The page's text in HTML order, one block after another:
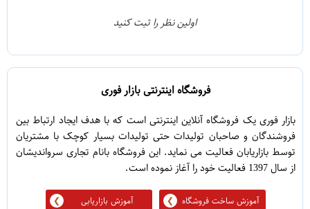
اولین نظر را ثبت کنید
فروشگاه اینترنتی بازار فوری
بازار فوری یک فروشگاه آنلاین اینترنتی است که با هدف ایجاد ارتباط بین
فروشندگان و صاحبان تولیدات حتی تولیدات بسیار کوچک با مشتریان
توسط بازاریابان فعالیت می نماید. این فروشگاه بانام تجاری سرواندیشان
از سال 1397 فعالیت خود را آغاز نموده است.
آموزش ساخت فروشگاه آموزش بازاریابی